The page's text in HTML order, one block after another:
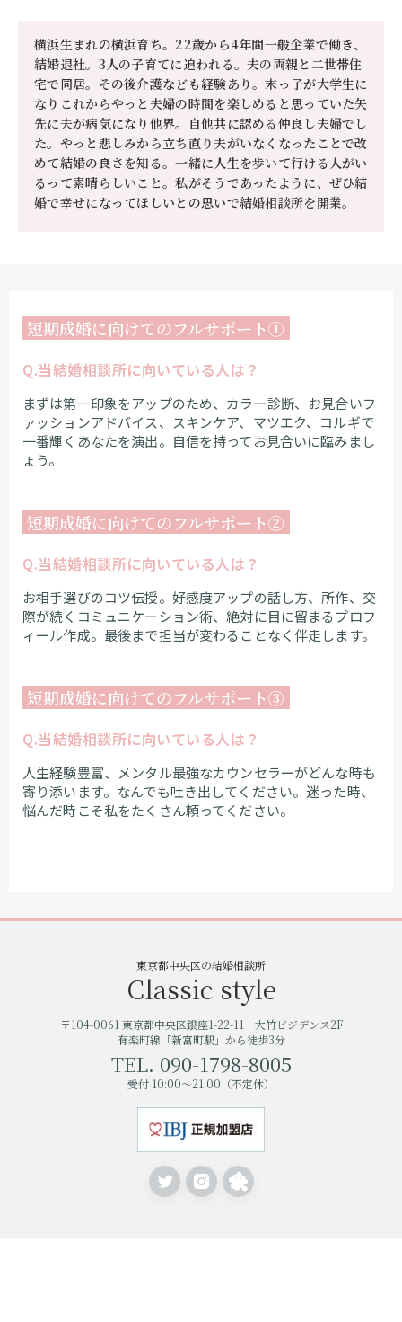
横浜生まれの横浜育ち。22歳から4年間一般企業で働き、
結婚退社。3人の子育てに追われる。夫の両親と二世帯住
宅で同居。その後介護なども経験あり。末っ子が大学生に
なりこれからやっと夫婦の時間を楽しめると思っていた矢
先に夫が病気になり他界。自他共に認める仲良し夫婦でし
た。やっと悲しみから立ち直り夫がいなくなったことで改
めて結婚の良さを知る。一緒に人生を歩いて行ける人がい
るって素晴らしいこと。私がそうであったように、ぜひ結
婚で幸せになってほしいとの思いで結婚相談所を開業。
短期成婚に向けてのフルサポート①
Q.当結婚相談所に向いている人は？
まずは第一印象をアップのため、カラー診断、お見合いフ
ァッションアドバイス、スキンケア、マツエク、コルギで
一番輝くあなたを演出。自信を持ってお見合いに臨みまし
ょう。
短期成婚に向けてのフルサポート②
Q.当結婚相談所に向いている人は？
お相手選びのコツ伝授。好感度アップの話し方、所作、交
際が続くコミュニケーション術、絶対に目に留まるプロフ
ィール作成。最後まで担当が変わることなく伴走します。
短期成婚に向けてのフルサポート③
Q.当結婚相談所に向いている人は？
人生経験豊富、メンタル最強なカウンセラーがどんな時も
寄り添います。なんでも吐き出してください。迷った時、
悩んだ時こそ私をたくさん頼ってください。
東京都中央区の結婚相談所
Classic style
〒104-0061 東京都中央区銀座1-22-11 大竹ビジデンス2F
有楽町線「新富町駅」から徒歩3分
TEL. 090-1798-8005
受付 10:00〜21:00（不定休）